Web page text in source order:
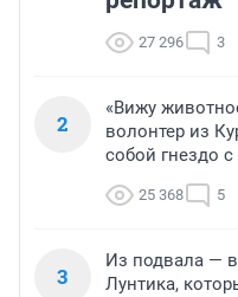
27 296 3
2
«Вижу
волонтер из
собой гнездо
25 368 5
3
Из подвала —
Лунтика,